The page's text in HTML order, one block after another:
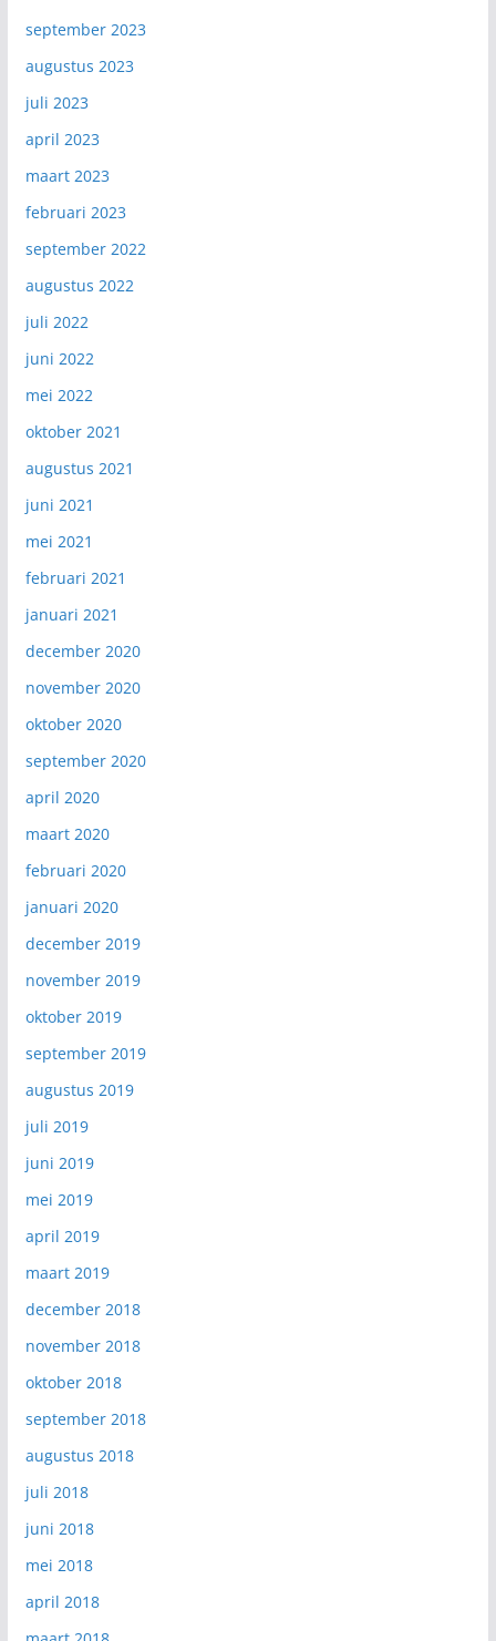
september 2023
augustus 2023
juli 2023
april 2023
maart 2023
februari 2023
september 2022
augustus 2022
juli 2022
juni 2022
mei 2022
oktober 2021
augustus 2021
juni 2021
mei 2021
februari 2021
januari 2021
december 2020
november 2020
oktober 2020
september 2020
april 2020
maart 2020
februari 2020
januari 2020
december 2019
november 2019
oktober 2019
september 2019
augustus 2019
juli 2019
juni 2019
mei 2019
april 2019
maart 2019
december 2018
november 2018
oktober 2018
september 2018
augustus 2018
juli 2018
juni 2018
mei 2018
april 2018